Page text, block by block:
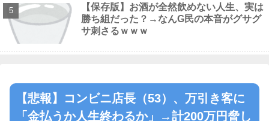
【保存版】お酒が全然飲めない人生、実は
勝ち組だった？→なんG民の本音がグサグ
サ刺さるｗｗｗ
【悲報】コンビニ店長（53）、万引き客に
「金払うか人生終わるか」→計200万円脅し